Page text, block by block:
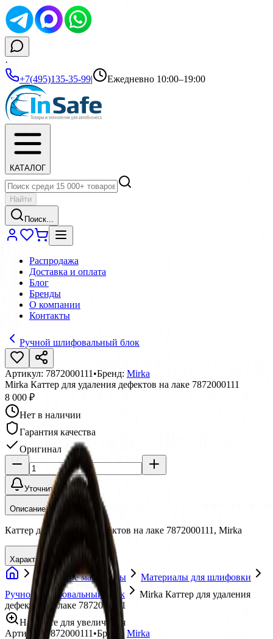
·
+7(495)135-35-99| Ежедневно 10:00–19:00
КАТАЛОГ
Найти
Поиск...
Распродажа
Доставка и оплата
Блог
Бренды
О компании
Контакты
Ручной шлифовальный блок
Артикул: 7872000111 •Бренд: Mirka
Mirka Каттер для удаления дефектов на лаке 7872000111
8 000 ₽
Нет в наличии
Гарантия качества
Оригинал
Уточнить наличие
Описание
Каттер для удаления дефектов на лаке 7872000111, Mirka
Характеристики
Расходные материалы
Материалы для шлифовки
Ручной шлифовальный блок
Mirka Каттер для удаления
дефектов на лаке 7872000111
Нажмите для увеличения
Артикул: 7872000111 •Бренд: Mirka